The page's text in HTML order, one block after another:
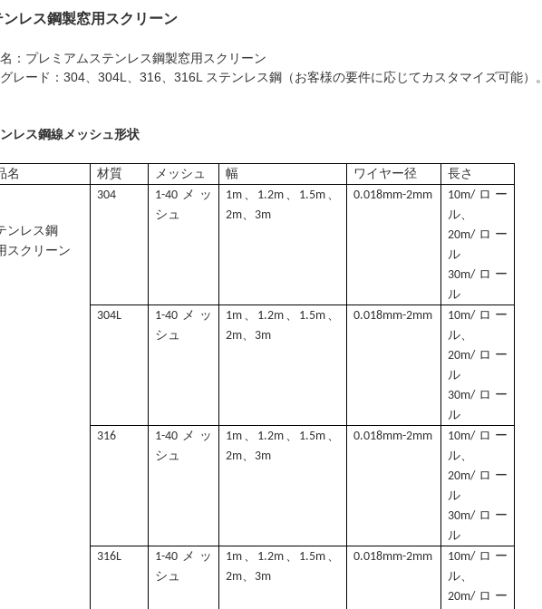
ンレス鋼製窓用スクリーン
：プレミアムステンレス鋼製窓用スクリーン
レード：304、304L、316、316L ステンレス鋼（お客様の要件に応じてカスタマイズ可能）。
レス鋼線メッシュ形状
名 材質 メッシュ 幅 ワイヤー径 長さ
ンレス鋼
スクリーン
304
1-40メッ
シュ
1m、1.2m、1.5m、
2m、3m
0.018mm-2mm
10m/ロー
ル、
20m/ロー
ル
30m/ロー
ル
304L
1-40メッ
シュ
1m、1.2m、1.5m、
2m、3m
0.018mm-2mm
10m/ロー
ル、
20m/ロー
ル
30m/ロー
ル
316
1-40メッ
シュ
1m、1.2m、1.5m、
2m、3m
0.018mm-2mm
10m/ロー
ル、
20m/ロー
ル
30m/ロー
ル
316L
1-40メッ
シュ
1m、1.2m、1.5m、
2m、3m
0.018mm-2mm
10m/ロー
ル、
20m/ロー